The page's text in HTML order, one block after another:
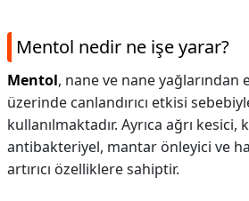
Mentol nedir ne işe yarar?
Mentol, nane ve nane yağlarından
üzerinde canlandırıcı etkisi
kullanılmaktadır. Ayrıca ağrı kesici,
antibakteriyel, mantar önleyici ve
artırıcı özelliklere sahiptir.